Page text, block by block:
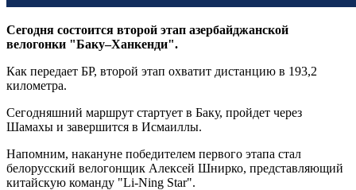
Сегодня состоится второй этап азербайджанской
велогонки "Баку–Ханкенди".
Как передает БР, второй этап охватит дистанцию в 193,2
километра.
Сегодняшний маршрут стартует в Баку, пройдет через
Шамахы и завершится в Исмаиллы.
Напомним, накануне победителем первого этапа стал
белорусский велогонщик Алексей Шнирко, представляющий
китайскую команду "Li-Ning Star".